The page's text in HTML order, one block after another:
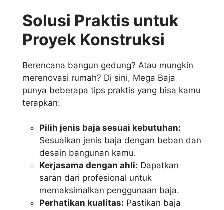
Solusi Praktis untuk
Proyek Konstruksi
Berencana bangun gedung? Atau mungkin
merenovasi rumah? Di sini, Mega Baja
punya beberapa tips praktis yang bisa kamu
terapkan:
Pilih jenis baja sesuai kebutuhan:
Sesuaikan jenis baja dengan beban dan
desain bangunan kamu.
Kerjasama dengan ahli: Dapatkan
saran dari profesional untuk
memaksimalkan penggunaan baja.
Perhatikan kualitas: Pastikan baja